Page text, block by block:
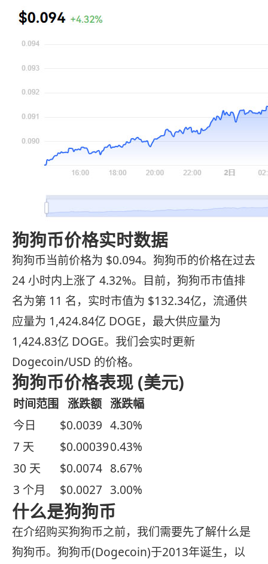
狗狗币价格实时数据
狗狗币当前价格为 $0.094。狗狗币的价格在过去
24 小时内上涨了 4.32%。目前，狗狗币市值排
名为第 11 名，实时市值为 $132.34亿，流通供
应量为 1,424.84亿 DOGE，最大供应量为
1,424.83亿 DOGE。我们会实时更新
Dogecoin/USD 的价格。
狗狗币价格表现 (美元)
时间范围 涨跌额 涨跌幅
今日
$0.0039 4.30%
7 天
$0.000390.43%
30 天
$0.0074 8.67%
3 个月
$0.0027 3.00%
什么是狗狗币
在介绍购买狗狗币之前，我们需要先了解什么是
狗狗币。狗狗币(Dogecoin)于2013年诞生，以